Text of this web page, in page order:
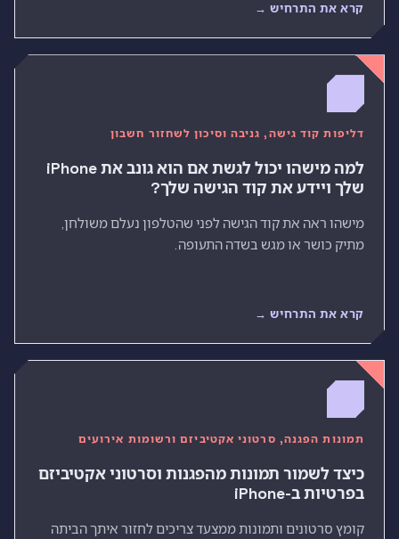
קרא את התרחיש →
דליפות קוד גישה, גניבה וסיכון לשחזור חשבון
למה מישהו יכול לגשת אם הוא גונב את iPhone
שלך ויידע את קוד הגישה שלך?
מישהו ראה את קוד הגישה לפני שהטלפון נעלם משולחן,
מתיק כושר או מגש בשדה התעופה.
קרא את התרחיש →
תמונות הפגנה, סרטוני אקטיביזם ורשומות אירועים
כיצד לשמור תמונות מהפגנות וסרטוני אקטיביזם
בפרטיות ב-iPhone
קומץ סרטונים ותמונות ממצעד צריכים לחזור איתך הביתה